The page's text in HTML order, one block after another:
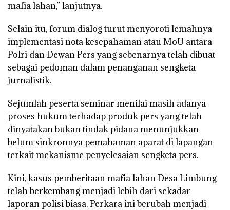
mafia lahan,” lanjutnya.
Selain itu, forum dialog turut menyoroti lemahnya
implementasi nota kesepahaman atau MoU antara
Polri dan Dewan Pers yang sebenarnya telah dibuat
sebagai pedoman dalam penanganan sengketa
jurnalistik.
Sejumlah peserta seminar menilai masih adanya
proses hukum terhadap produk pers yang telah
dinyatakan bukan tindak pidana menunjukkan
belum sinkronnya pemahaman aparat di lapangan
terkait mekanisme penyelesaian sengketa pers.
Kini, kasus pemberitaan mafia lahan Desa Limbung
telah berkembang menjadi lebih dari sekadar
laporan polisi biasa. Perkara ini berubah menjadi